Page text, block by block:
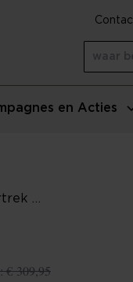
en Acties
€ 309,95